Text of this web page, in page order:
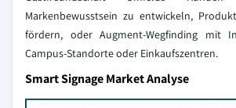
Markenbewusstsein zu entwickeln,
fördern, oder Augment-Wegfinding mit
Campus-Standorte oder Einkaufszentren.
Smart Signage Market Analyse